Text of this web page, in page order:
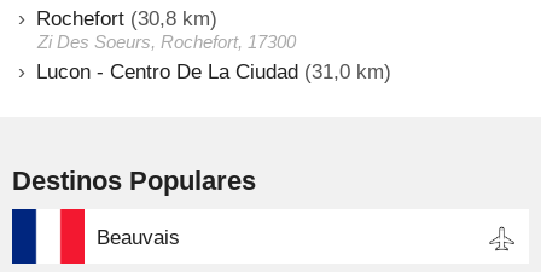
Rochefort (30,8 km)
Zi Des Soeurs, Rochefort, 17300
Lucon - Centro De La Ciudad (31,0 km)
Destinos Populares
Beauvais